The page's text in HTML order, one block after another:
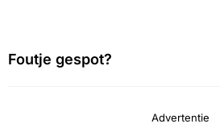
Foutje gespot?
Advertentie